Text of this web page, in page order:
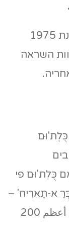
אֻם כֻּלְת'וּם אמנם הלכה לעולמה בשנת 1975
השראה
כֻּלְת'וּם פי
עַבְּרַ א-תַאְרִיח' –
مجلة أمريكية تضع أم كلثوم في قائمة أعظم 200